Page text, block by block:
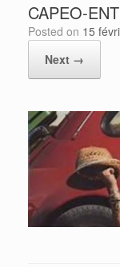
CAPEO-
Posted on 15
Next →